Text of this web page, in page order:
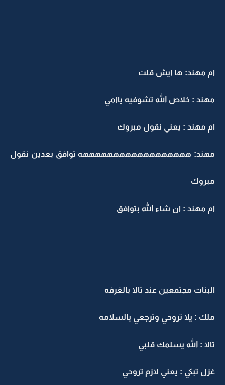
ام مهند: ها ايش قلت
مهند : خلاص الله تشوفيه ياامي
ام مهند : يعني نقول مبروك
مهند: ههههههههههههههههههه توافق بعدين نقول
مبروك
ام مهند : ان شاء الله بتوافق
البنات مجتمعين عند تالا بالغرفه
ملك : يلا تروحي وترجعي بالسلامه
تالا : الله يسلمك قلبي
غزل تبكي : يعني لازم تروحي